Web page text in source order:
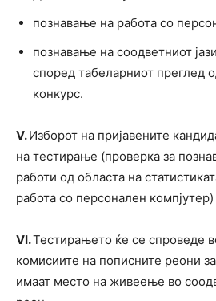
познавање на работа со
познавање на соодветниот
според табеларниот преглед
конкурс.
V.Изборот на пријавените
на тестирање (проверка за
работи од областа на
работа со персонален компјутер)
VI.Тестирањето ќе се спроведе
комисиите на пописните реони
имаат место на живеење во